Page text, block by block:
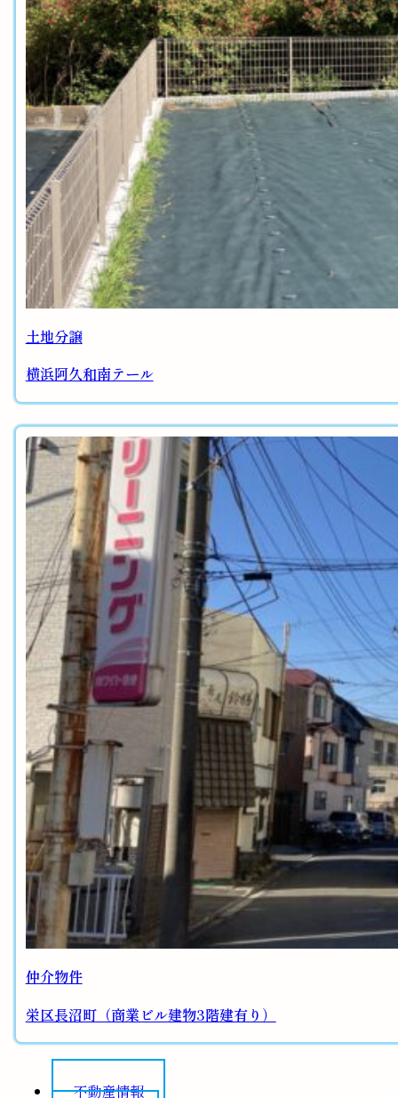
土地分譲
横浜阿久和南テール
仲介物件
栄区長沼町（商業ビル建物3階建有り）
不動産情報